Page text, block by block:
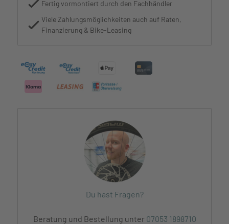
Fertig vormontiert durch den Fachhändler
Viele Zahlungsmöglichkeiten auch auf Raten,
Finanzierung & Bike-Leasing
Du hast Fragen?
Beratung und Bestellung unter 07053 1898710